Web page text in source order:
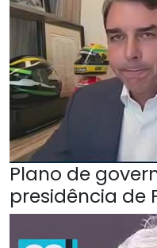
Plano de
presidência de